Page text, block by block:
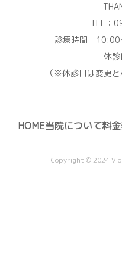
TEL：
診療時間 10:00
休
（※休診日は変更
HOME当院について料
Copyright © 2024